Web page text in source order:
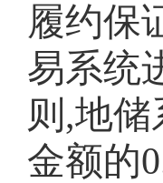
履约保
易系统
则,地
金额的